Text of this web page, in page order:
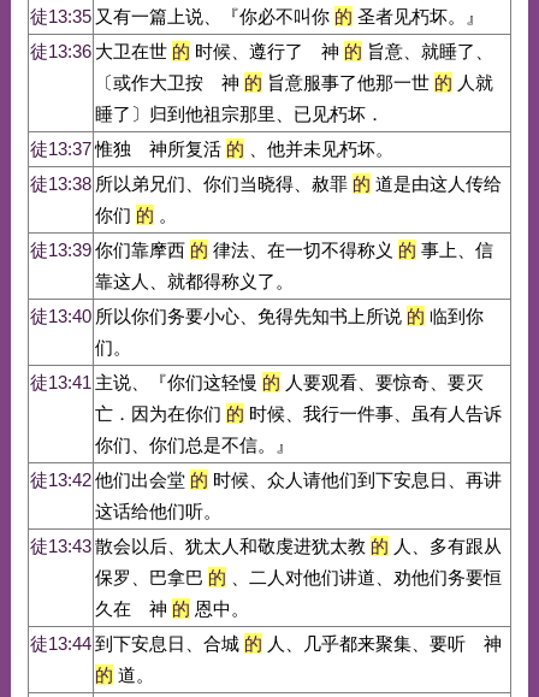
徒13:35 又有一篇上说、『你必不叫你 的 圣者见朽坏。』
徒13:36 大卫在世 的 时候、遵行了 神 的 旨意、就睡了、
〔或作大卫按 神 的 旨意服事了他那一世 的 人就
睡了〕归到他祖宗那里、已见朽坏．
徒13:37惟独 神所复活 的 、他并未见朽坏。
徒13:38 所以弟兄们、你们当晓得、赦罪 的 道是由这人传给
你们 的 。
徒13:39你们靠摩西 的 律法、在一切不得称义 的 事上、信
靠这人、就都得称义了。
徒13:40 所以你们务要小心、免得先知书上所说 的 临到你
们。
徒13:41 主说、『你们这轻慢 的 人要观看、要惊奇、要灭
亡．因为在你们 的 时候、我行一件事、虽有人告诉
你们、你们总是不信。』
徒13:42他们出会堂 的 时候、众人请他们到下安息日、再讲
这话给他们听。
徒13:43散会以后、犹太人和敬虔进犹太教 的 人、多有跟从
保罗、巴拿巴 的 、二人对他们讲道、劝他们务要恒
久在 神 的 恩中。
徒13:44到下安息日、合城 的 人、几乎都来聚集、要听 神
的 道。